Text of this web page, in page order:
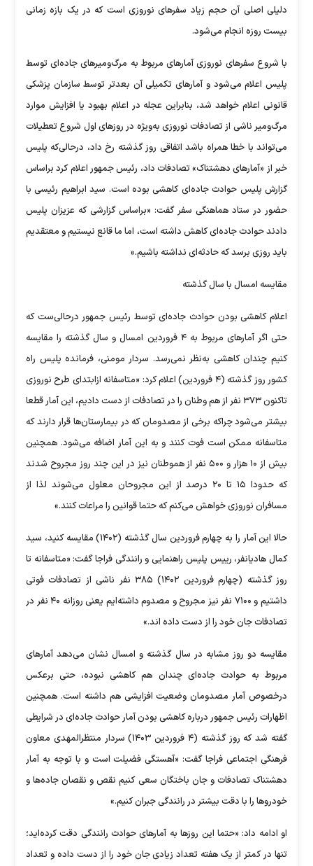
دلیلی اصلی آن حجم زیاد سفر‌های نوروزی است که در یک بازه زمانی
بیست روزه انجام می‌شود.
با شروع سفر‌های نوروزی آمار‌های مربوط به مرگ‌ومیر‌های جاده‌ای توسط
پلیس اعلام می‌شود و آمار‌های تکمیلی آن بعدتر توسط سازمان پزشکی
قانونی اعلام خواهد شد، بنابراین عجله در اعلام بهبود یا افزایش موارد
مرگ‌ومیر ناشی از تصادفات نوروزی به‌ویژه در روز‌های اول شروع تعطیلات
می‌تواند با خطا همراه باشد اتفاقی روز گذشته رخ داد، درحالی‌که پلیس
خبر از «آمار‌های دهشتناک» تصادفات داد، رئیس جمهور اعلام کرد براساس
گزارش پلیس حوادث جاده‌ای کاهشی بوده است. سید ابراهیم رئیسی با
حضور در ستاد هماهنگی سفر گفت: «براساس گزارشی که عزیزان پلیس
دادند حوادث جاده‌ای کاهش داشته است، اما ما قانع نیستیم و معتقدیم
باید روزی برسد که حادثه‌ای نداشته باشیم.»
مقایسه امسال با سال گذشته
اعلام کاهشی بودن حوادث جاده‌ای توسط رئیس جمهور درحالی‌ست که
حتی اگر آمار‌های مربوط به ۴ فروردین امسال و سال گذشته را مقایسه
کنیم چندان کاهشی به‌نظر نمی‌رسد. سردار مومنی، فرمانده پلیس راه
کشور روز گذشته (۴ فروردین) اعلام کرد: «متاسفانه ازابتدای طرح نوروزی
تاکنون ۳۷۳ نفر از هم وطنان را در تصادفات از دست دادیم، این آمار قطعا
بیشتر می‌شود چراکه برخی از مصدومان که در بیمارستان‌ها قرار دارند که
متاسفانه ممکن است فوت کنند و به این آمار اضافه می‌شود. همچنین
بیش از ۱۰ هزار و ۵۰۰ نفر از هموطنان نیز در این چند روز مجروح شدند
که حدودا ۱۵ تا ۲۰ درصد از این مجروحان معلول می‌شوند لذا از
مسافران نوروزی خواهش می‌کنم که حتما قوانین را مراعات کنند.»
حالا این آمار را به چهارم فروردین سال گذشته (۱۴۰۲) مقایسه کنید، سید
کمال هادیانفر، رییس پلیس راهنمایی و رانندگی فراجا گفت: «متاسفانه تا
روز گذشته (چهارم فروردین ۱۴۰۲) ۳۸۵ نفر ناشی از تصادفات فوتی
داشتیم و ۷۱۰۰ نفر نیز مجروح و مصدوم داشته‌ایم یعنی روزانه ۴۰ نفر در
تصادفات جان خود را از دست داده اند.»
مقایسه دو روز مشابه در سال گذشته و امسال نشان می‌دهد آمار‌های
مربوط به حوادث جاده‌ای چندان هم کاهشی نبوده، حتی برعکس
درخصوص آمار مصدومان وضعیت افزایشی هم داشته است. همچنین
اظهارات رئیس جمهور درباره کاهشی بودن آمار حوادث جاده‌ای در شرایطی
گفته شد که روز گذشته (۴ فروردین ۱۴۰۳) سردار منتظرالمهدی معاون
فرهنگی اجتماعی فراجا گفت: «آهستگی فضیلت است و با توجه به آمار
دهشتناک تصادفات و جان باختگان سعی کنیم نقص و نقصان جاده‌ها و
خودرو‌ها را با دقت بیشتر در رانندگی جبران کنیم.»
او ادامه داد: «حتما این روز‌ها به آمار‌های حوادث رانندگی دقت کرده‌اید؛
تنها در کمتر از یک هفته تعداد زیادی جان خود را از دست داده و تعداد